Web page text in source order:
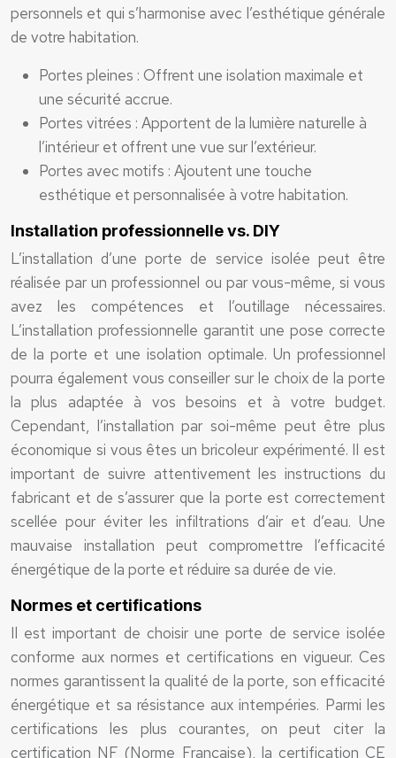
personnels et qui s’harmonise avec l’esthétique générale
de votre habitation.
Portes pleines : Offrent une isolation maximale et
une sécurité accrue.
Portes vitrées : Apportent de la lumière naturelle à
l’intérieur et offrent une vue sur l’extérieur.
Portes avec motifs : Ajoutent une touche
esthétique et personnalisée à votre habitation.
Installation professionnelle vs. DIY
L’installation d’une porte de service isolée peut être
réalisée par un professionnel ou par vous-même, si vous
avez les compétences et l’outillage nécessaires.
L’installation professionnelle garantit une pose correcte
de la porte et une isolation optimale. Un professionnel
pourra également vous conseiller sur le choix de la porte
la plus adaptée à vos besoins et à votre budget.
Cependant, l’installation par soi-même peut être plus
économique si vous êtes un bricoleur expérimenté. Il est
important de suivre attentivement les instructions du
fabricant et de s’assurer que la porte est correctement
scellée pour éviter les infiltrations d’air et d’eau. Une
mauvaise installation peut compromettre l’efficacité
énergétique de la porte et réduire sa durée de vie.
Normes et certifications
Il est important de choisir une porte de service isolée
conforme aux normes et certifications en vigueur. Ces
normes garantissent la qualité de la porte, son efficacité
énergétique et sa résistance aux intempéries. Parmi les
certifications les plus courantes, on peut citer la
certification NF (Norme Française), la certification CE